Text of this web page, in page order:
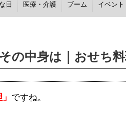
日 医療・介護 ブーム イベント
の中身は｜おせち
ですね。